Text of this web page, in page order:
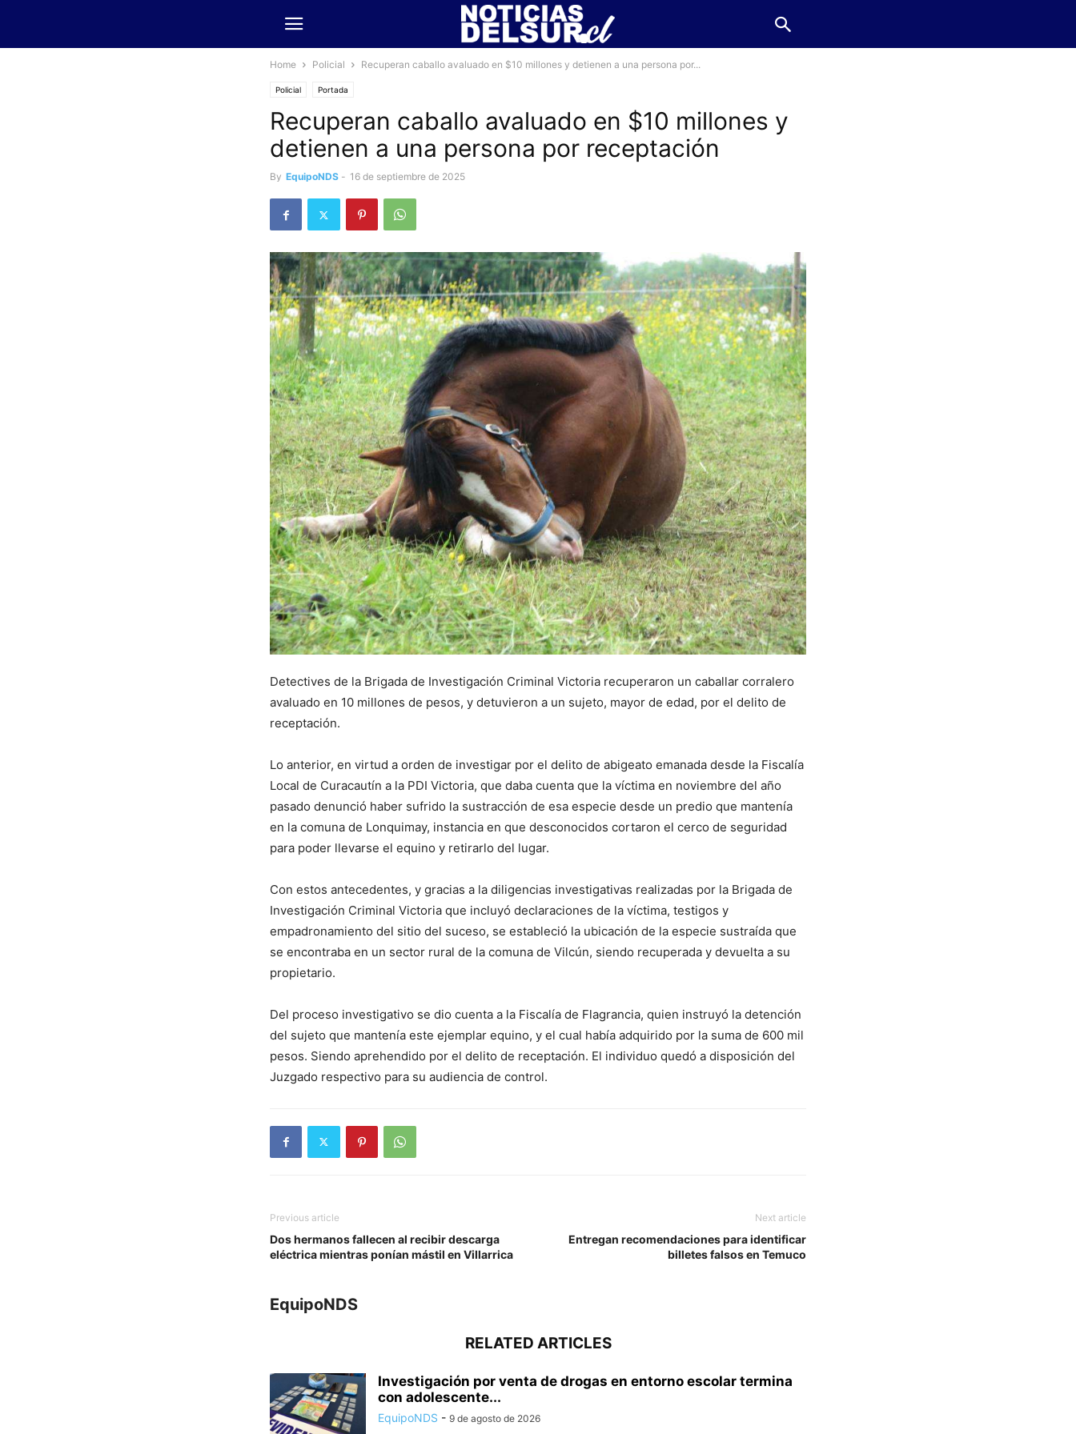
Home Policial Recuperan caballo avaluado en $10 millones y detienen a una persona por...
Policial Portada
Recuperan caballo avaluado en $10 millones y
detienen a una persona por receptación
By EquipoNDS - 16 de septiembre de 2025
Detectives de la Brigada de Investigación Criminal Victoria recuperaron un caballar corralero
avaluado en 10 millones de pesos, y detuvieron a un sujeto, mayor de edad, por el delito de
receptación.
Lo anterior, en virtud a orden de investigar por el delito de abigeato emanada desde la Fiscalía
Local de Curacautín a la PDI Victoria, que daba cuenta que la víctima en noviembre del año
pasado denunció haber sufrido la sustracción de esa especie desde un predio que mantenía
en la comuna de Lonquimay, instancia en que desconocidos cortaron el cerco de seguridad
para poder llevarse el equino y retirarlo del lugar.
Con estos antecedentes, y gracias a la diligencias investigativas realizadas por la Brigada de
Investigación Criminal Victoria que incluyó declaraciones de la víctima, testigos y
empadronamiento del sitio del suceso, se estableció la ubicación de la especie sustraída que
se encontraba en un sector rural de la comuna de Vilcún, siendo recuperada y devuelta a su
propietario.
Del proceso investigativo se dio cuenta a la Fiscalía de Flagrancia, quien instruyó la detención
del sujeto que mantenía este ejemplar equino, y el cual había adquirido por la suma de 600 mil
pesos. Siendo aprehendido por el delito de receptación. El individuo quedó a disposición del
Juzgado respectivo para su audiencia de control.
Previous article
Dos hermanos fallecen al recibir descarga
eléctrica mientras ponían mástil en Villarrica
Next article
Entregan recomendaciones para identificar
billetes falsos en Temuco
EquipoNDS
RELATED ARTICLES
Investigación por venta de drogas en entorno escolar termina
con adolescente...
EquipoNDS - 9 de agosto de 2026